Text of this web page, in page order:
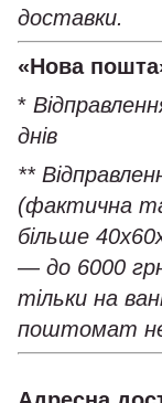
доставки.
«Нова
*
днів
**
(фактична
більше
— до 6000
тільки на
поштомат не